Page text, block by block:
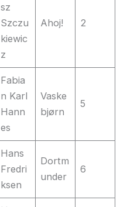
sz
Szczu
kiewic
z
Ahoj! 2
Fabia
n Karl
Hann
es
Vaske
bjørn
5
Hans
Fredri
ksen
Dortm
under
6